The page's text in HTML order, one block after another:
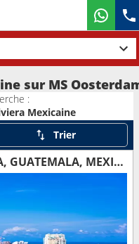
Compagnies
sur MS
:
Mexicaine
Trier
ARUBA, PANAMA, COSTA RICA, GUATEMALA, MEXIQUE, ÉTATS-UNIS